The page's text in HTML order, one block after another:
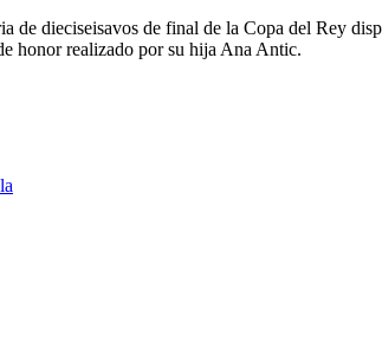
de dieciseisavos de final de la Copa del Rey
honor realizado por su hija Ana Antic.